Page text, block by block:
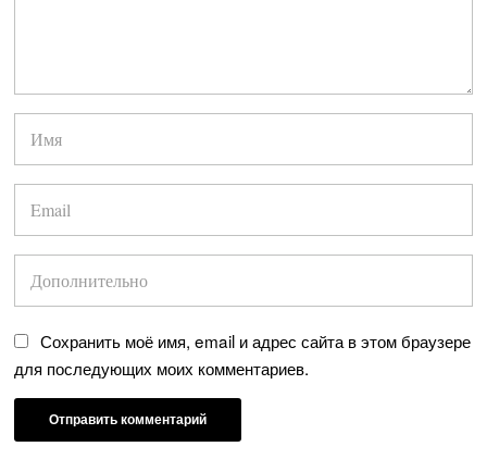
Сохранить моё имя, email и адрес сайта в этом браузере
для последующих моих комментариев.